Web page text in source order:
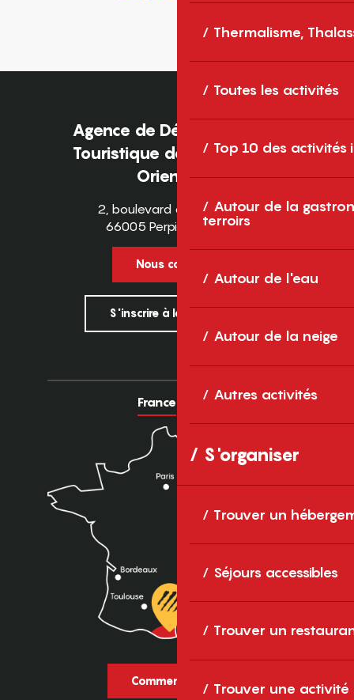
Thermalisme,
Toutes les activités
Top 10 des activités
Autour de la
terroirs
Autour de l'eau
Autour de la neige
Autres activités
S'organiser
Trouver un
Séjours accessibles
Trouver un
Trouver une activité
Agence de Développement
Touristique des Pyrénées-
Orientales
2, boulevard des Pyrénées
66005 Perpignan Cedex
Nous contacter
S'inscrire à la newsletter
France Europe
Comment venir ?